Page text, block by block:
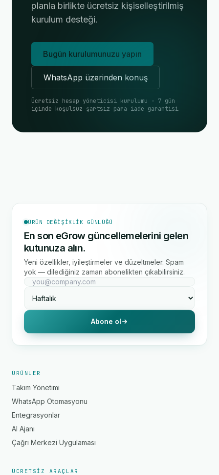
planla birlikte ücretsiz kişiselleştirilmiş
kurulum desteği.
Bugün kurulumunuzu yapın
WhatsApp üzerinden konuş
Ücretsiz hesap yöneticisi kurulumu · 7 gün
içinde koşulsuz şartsız para iade garantisi
ÜRÜN DEĞIŞIKLIK GÜNLÜĞÜ
En son eGrow güncellemelerini gelen
kutunuza alın.
Yeni özellikler, iyileştirmeler ve düzeltmeler. Spam
yok — dilediğiniz zaman abonelikten çıkabilirsiniz.
Abone ol
ÜRÜNLER
Takım Yönetimi
WhatsApp Otomasyonu
Entegrasyonlar
AI Ajanı
Çağrı Merkezi Uygulaması
ÜCRETSIZ ARAÇLAR